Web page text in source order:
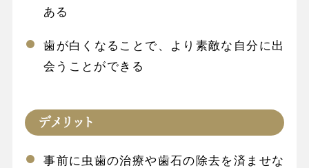
ある
歯が白くなることで、より素敵な自分に出
会うことができる
デメリット
事前に虫歯の治療や歯石の除去を済ませな